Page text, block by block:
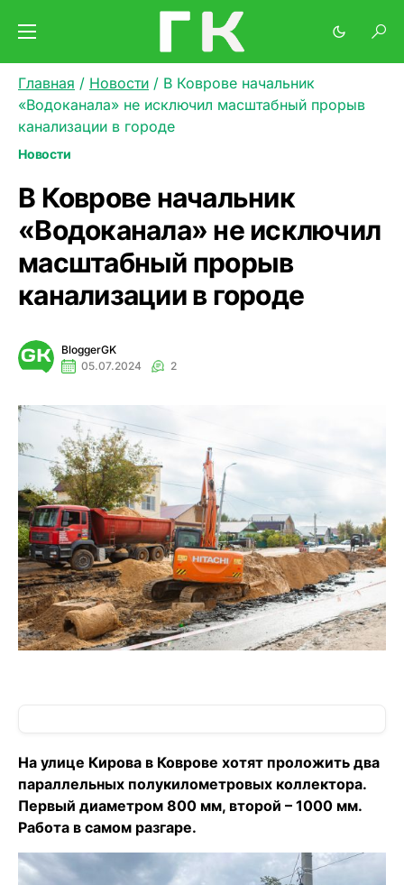
Главная / Новости / В Коврове начальник
«Водоканала» не исключил масштабный прорыв
канализации в городе
Новости
В Коврове начальник
«Водоканала» не исключил
масштабный прорыв
канализации в городе
BloggerGK
05.07.2024
2
На улице Кирова в Коврове хотят проложить два
параллельных полукилометровых коллектора.
Первый диаметром 800 мм, второй – 1000 мм.
Работа в самом разгаре.